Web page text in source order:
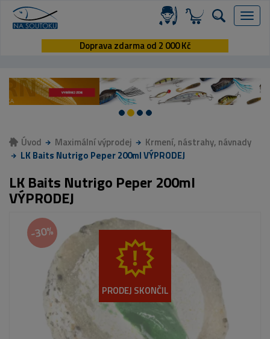
Menu
Doprava zdarma od 2 000 Kč
Úvod Maximální výprodej
Krmení, nástrahy, návnady
LK Baits Nutrigo Peper 200ml VÝPRODEJ
LK Baits Nutrigo Peper 200ml
VÝPRODEJ
-30%
PRODEJ SKONČIL